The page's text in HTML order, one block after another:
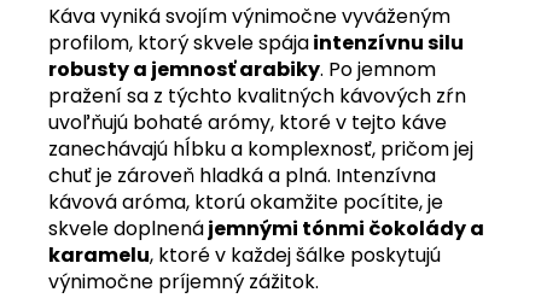
Káva vyniká svojím výnimočne vyváženým
profilom, ktorý skvele spájaintenzívnu silu
robusty a jemnosť arabiky. Po jemnom
pražení sa z týchto kvalitných kávových zŕn
uvoľňujú bohaté arómy, ktoré v tejto káve
zanechávajú hĺbku a komplexnosť, pričom jej
chuť je zároveň hladká a plná. Intenzívna
kávová aróma, ktorú okamžite pocítite, je
skvele doplnenájemnými tónmi čokolády a
karamelu, ktoré v každej šálke poskytujú
výnimočne príjemný zážitok.